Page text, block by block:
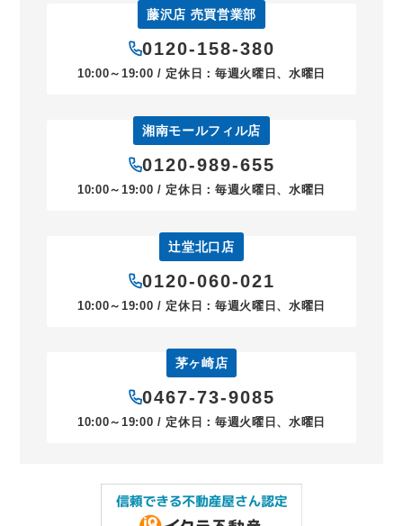
藤沢店 売買営業部
0120-158-380
10:00～19:00 / 定休日：毎週火曜日、水曜日
湘南モールフィル店
0120-989-655
10:00～19:00 / 定休日：毎週火曜日、水曜日
辻堂北口店
0120-060-021
10:00～19:00 / 定休日：毎週火曜日、水曜日
茅ヶ崎店
0467-73-9085
10:00～19:00 / 定休日：毎週火曜日、水曜日